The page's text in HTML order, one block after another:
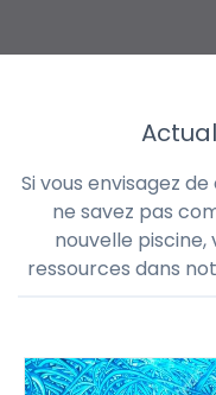
Si vous envisagez
ne savez pas
nouvelle
ressources dans